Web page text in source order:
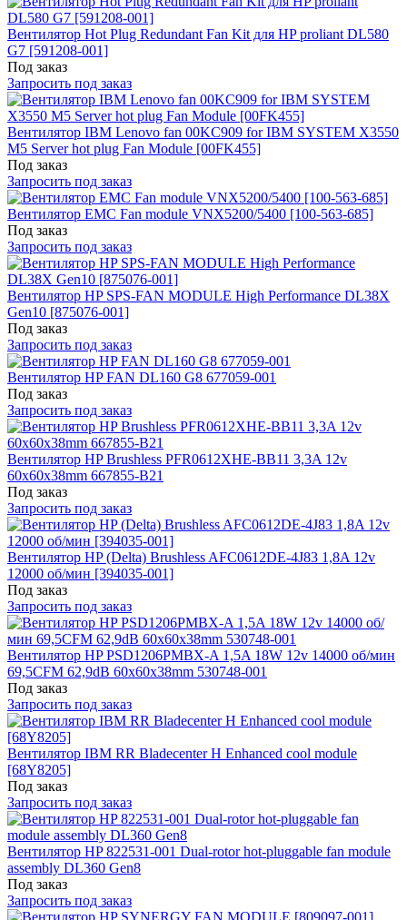
Вентилятор Hot Plug Redundant Fan Kit для HP proliant DL580
G7 [591208-001]
Под заказ
Запросить под заказ
Вентилятор IBM Lenovo fan 00KC909 for IBM SYSTEM X3550
M5 Server hot plug Fan Module [00FK455]
Под заказ
Запросить под заказ
Вентилятор EMC Fan module VNX5200/5400 [100-563-685]
Под заказ
Запросить под заказ
Вентилятор HP SPS-FAN MODULE High Performance DL38X
Gen10 [875076-001]
Под заказ
Запросить под заказ
Вентилятор HP FAN DL160 G8 677059-001
Под заказ
Запросить под заказ
Вентилятор HP Brushless PFR0612XHE-BB11 3,3A 12v
60x60x38mm 667855-B21
Под заказ
Запросить под заказ
Вентилятор HP (Delta) Brushless AFC0612DE-4J83 1,8A 12v
12000 об/мин [394035-001]
Под заказ
Запросить под заказ
Вентилятор HP PSD1206PMBX-A 1,5A 18W 12v 14000 об/мин
69,5CFM 62,9dB 60x60x38mm 530748-001
Под заказ
Запросить под заказ
Вентилятор IBM RR Bladecenter H Enhanced cool module
[68Y8205]
Под заказ
Запросить под заказ
Вентилятор HP 822531-001 Dual-rotor hot-pluggable fan module
assembly DL360 Gen8
Под заказ
Запросить под заказ